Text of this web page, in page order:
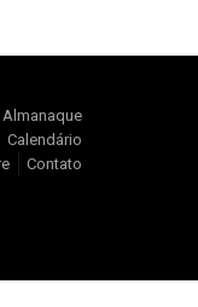
Almanaque
Calendário
Contato